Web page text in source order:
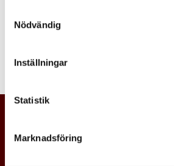
Nödvändig
Inställningar
Statistik
Marknadsföring